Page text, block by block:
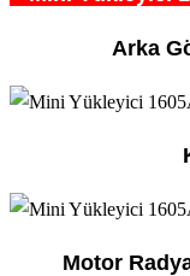
Arka
Motor